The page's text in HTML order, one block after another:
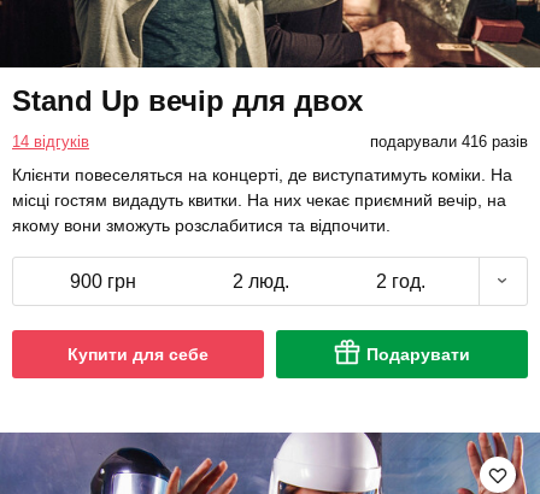
Stand Up вечір для двох
14 відгуків подарували 416 разів
Клієнти повеселяться на концерті, де виступатимуть коміки. На
місці гостям видадуть квитки. На них чекає приємний вечір, на
якому вони зможуть розслабитися та відпочити.
900 грн 2 люд. 2 год.
Купити для себе Подарувати